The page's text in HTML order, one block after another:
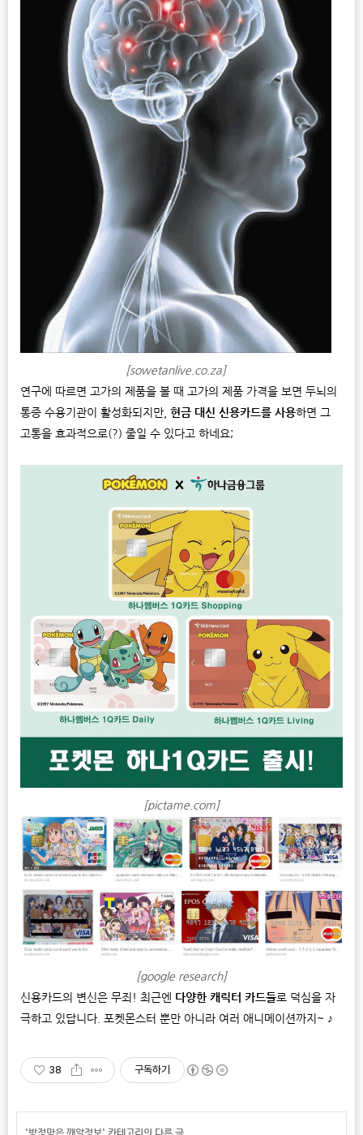
[sowetanlive.co.za]
연구에 따르면 고가의 제품을 볼 때 고가의 제품 가격을 보면 두뇌의
통증 수용기관이 활성화되지만, 현금 대신 신용카드를 사용하면 그
고통을 효과적으로(?) 줄일 수 있다고 하네요;
[pictame.com]
[google research]
신용카드의 변신은 무죄! 최근엔 다양한 캐릭터 카드들로 덕심을 자
극하고 있답니다. 포켓몬스터 뿐만 아니라 여러 애니메이션까지~ ♪
38 구독하기
'방정맞은 깨알정보' 카테고리의 다른 글